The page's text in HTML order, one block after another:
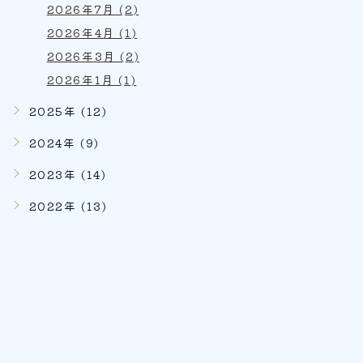
2026年7月 (2)
2026年4月 (1)
2026年3月 (2)
2026年1月 (1)
2025年 (12)
2024年 (9)
2023年 (14)
2022年 (13)